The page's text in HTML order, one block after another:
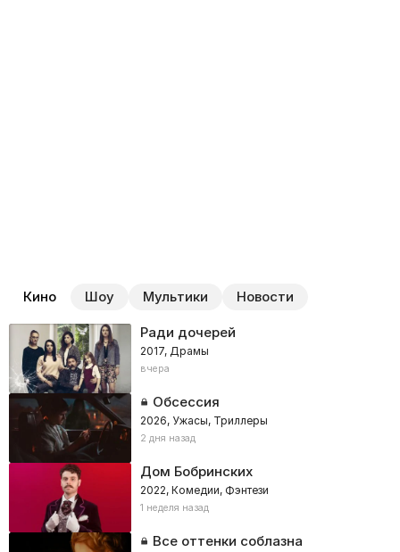
Кино Шоу Мультики Новости
Ради дочерей
2017, Драмы
вчера
Обсессия
2026, Ужасы, Триллеры
2 дня назад
Дом Бобринских
2022, Комедии, Фэнтези
1 неделя назад
Все оттенки соблазна